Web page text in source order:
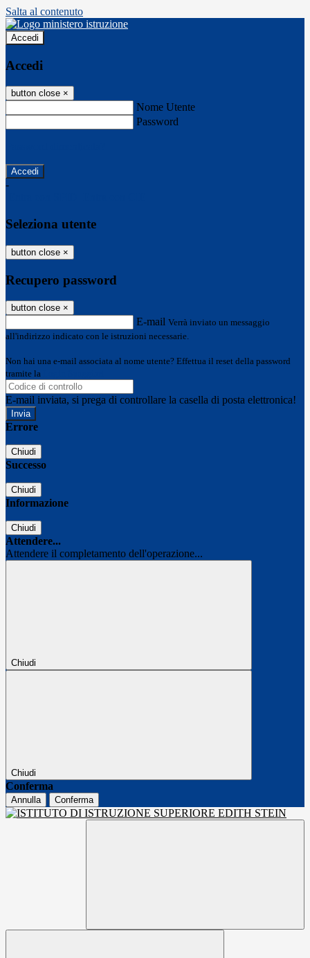
Salta al contenuto
Accedi
Accedi
button close ×
Nome Utente
Password
-
Seleziona utente
button close ×
Recupero password
button close ×
E-mail Verrà inviato un messaggio
all'indirizzo indicato con le istruzioni necessarie.
Non hai una e-mail associata al nome utente? Effettua il reset della password
tramite la
E-mail inviata, si prega di controllare la casella di posta elettronica!
Errore
Chiudi
Successo
Chiudi
Informazione
Chiudi
Attendere...
Attendere il completamento dell'operazione...
Chiudi
Chiudi
Conferma
Annulla Conferma